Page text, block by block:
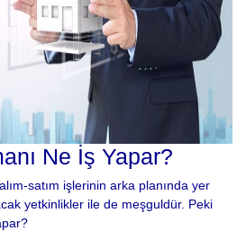
Ne İş Yapar?
satım işlerinin arka planında yer
yetkinlikler ile de meşguldür. Peki